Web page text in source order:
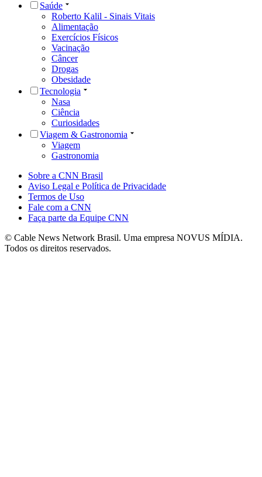
Saúde
Roberto Kalil - Sinais Vitais
Alimentação
Exercícios Físicos
Vacinação
Câncer
Drogas
Obesidade
Tecnologia
Nasa
Ciência
Curiosidades
Viagem & Gastronomia
Viagem
Gastronomia
Sobre a CNN Brasil
Aviso Legal e Política de Privacidade
Termos de Uso
Fale com a CNN
Faça parte da Equipe CNN
© Cable News Network Brasil. Uma empresa NOVUS MÍDIA.
Todos os direitos reservados.